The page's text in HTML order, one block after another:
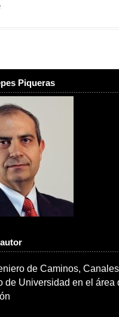
Piqueras
de Caminos,
de Universidad en el área